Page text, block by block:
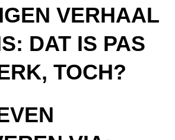
VERHAAL
DAT IS PAS
TOCH?